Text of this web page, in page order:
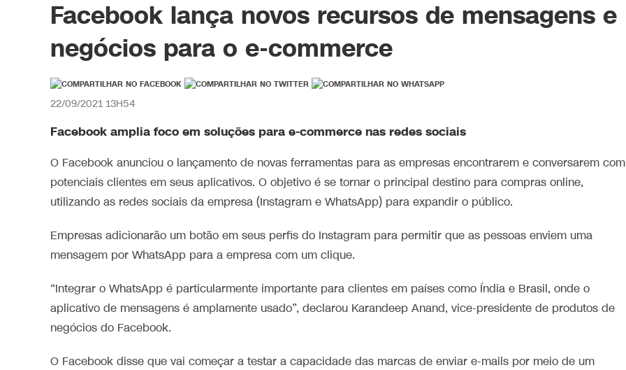
Facebook lança novos recursos de mensagens e
negócios para o e-commerce
22/09/2021 13H54
Facebook amplia foco em soluções para e-commerce nas redes sociais
O Facebook anunciou o lançamento de novas ferramentas para as empresas encontrarem e conversarem com
potenciais clientes em seus aplicativos. O objetivo é se tornar o principal destino para compras online,
utilizando as redes sociais da empresa (Instagram e WhatsApp) para expandir o público.
Empresas adicionarão um botão em seus perfis do Instagram para permitir que as pessoas enviem uma
mensagem por WhatsApp para a empresa com um clique.
“Integrar o WhatsApp é particularmente importante para clientes em países como Índia e Brasil, onde o
aplicativo de mensagens é amplamente usado”, declarou Karandeep Anand, vice-presidente de produtos de
negócios do Facebook.
O Facebook disse que vai começar a testar a capacidade das marcas de enviar e-mails por meio de um